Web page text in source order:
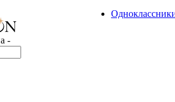
-